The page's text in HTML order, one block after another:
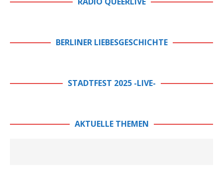
BERLINER LIEBESGESCHICHTE
STADTFEST 2025 -LIVE-
AKTUELLE THEMEN